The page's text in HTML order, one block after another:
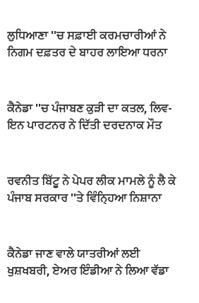
ਲੁਧਿਆਣਾ ''ਚ ਸਫ਼ਾਈ ਕਰਮਚਾਰੀਆਂ ਨੇ
ਨਿਗਮ ਦਫ਼ਤਰ ਦੇ ਬਾਹਰ ਲਾਇਆ ਧਰਨਾ
ਕੈਨੇਡਾ ''ਚ ਪੰਜਾਬਣ ਕੁੜੀ ਦਾ ਕਤਲ, ਲਿਵ-
ਇਨ ਪਾਰਟਨਰ ਨੇ ਦਿੱਤੀ ਦਰਦਨਾਕ ਮੌਤ
ਰਵਨੀਤ ਬਿੱਟੂ ਨੇ ਪੇਪਰ ਲੀਕ ਮਾਮਲੇ ਨੂੰ ਲੈ ਕੇ
ਪੰਜਾਬ ਸਰਕਾਰ ''ਤੇ ਵਿੰਨ੍ਹਿਆ ਨਿਸ਼ਾਨਾ
ਕੈਨੇਡਾ ਜਾਣ ਵਾਲੇ ਯਾਤਰੀਆਂ ਲਈ
ਖੁਸ਼ਖਬਰੀ, ਏਅਰ ਇੰਡੀਆ ਨੇ ਲਿਆ ਵੱਡਾ